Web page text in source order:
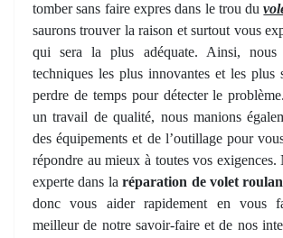
tomber sans faire expres dans le trou du
saurons trouver la raison et surtout vous
qui sera la plus adéquate. Ainsi, nous
techniques les plus innovantes et les plus
perdre de temps pour détecter le
un travail de qualité, nous manions
des équipements et de l’outillage pour
répondre au mieux à toutes vos exigences.
experte dans laréparation de volet
donc vous aider rapidement en vous
meilleur de notre savoir-faire et de nos